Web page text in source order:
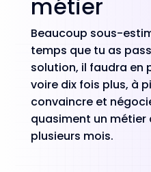
métier
Beaucoup sous-
temps que tu as
solution, il faudra en
voire dix fois plus, à
convaincre et
quasiment un
plusieurs mois.